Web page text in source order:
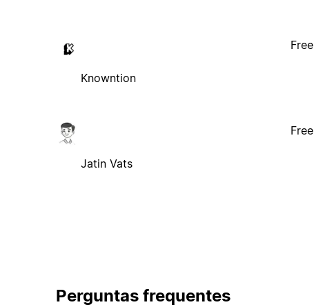
Knowntion
Free
Jatin Vats
Free
Perguntas frequentes